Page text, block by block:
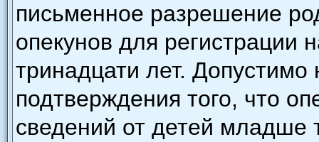
письменное разрешение
опекунов для регистрации
тринадцати лет. Допустимо
подтверждения того, что
сведений от детей младше